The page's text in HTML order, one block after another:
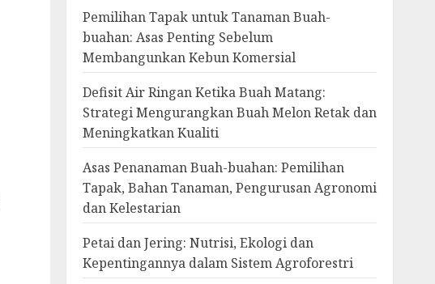
Pemilihan Tapak untuk Tanaman Buah-
buahan: Asas Penting Sebelum
Membangunkan Kebun Komersial
Defisit Air Ringan Ketika Buah Matang:
Strategi Mengurangkan Buah Melon Retak dan
Meningkatkan Kualiti
Asas Penanaman Buah-buahan: Pemilihan
Tapak, Bahan Tanaman, Pengurusan Agronomi
dan Kelestarian
Petai dan Jering: Nutrisi, Ekologi dan
Kepentingannya dalam Sistem Agroforestri